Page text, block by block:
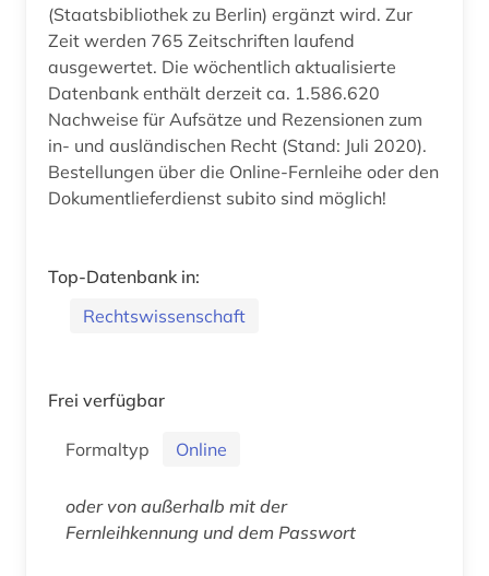
(Staatsbibliothek zu Berlin) ergänzt wird. Zur
Zeit werden 765 Zeitschriften laufend
ausgewertet. Die wöchentlich aktualisierte
Datenbank enthält derzeit ca. 1.586.620
Nachweise für Aufsätze und Rezensionen zum
in- und ausländischen Recht (Stand: Juli 2020).
Bestellungen über die Online-Fernleihe oder den
Dokumentlieferdienst subito sind möglich!
Top-Datenbank in:
Rechtswissenschaft
Frei verfügbar
Formaltyp Online
oder von außerhalb mit der
Fernleihkennung und dem Passwort